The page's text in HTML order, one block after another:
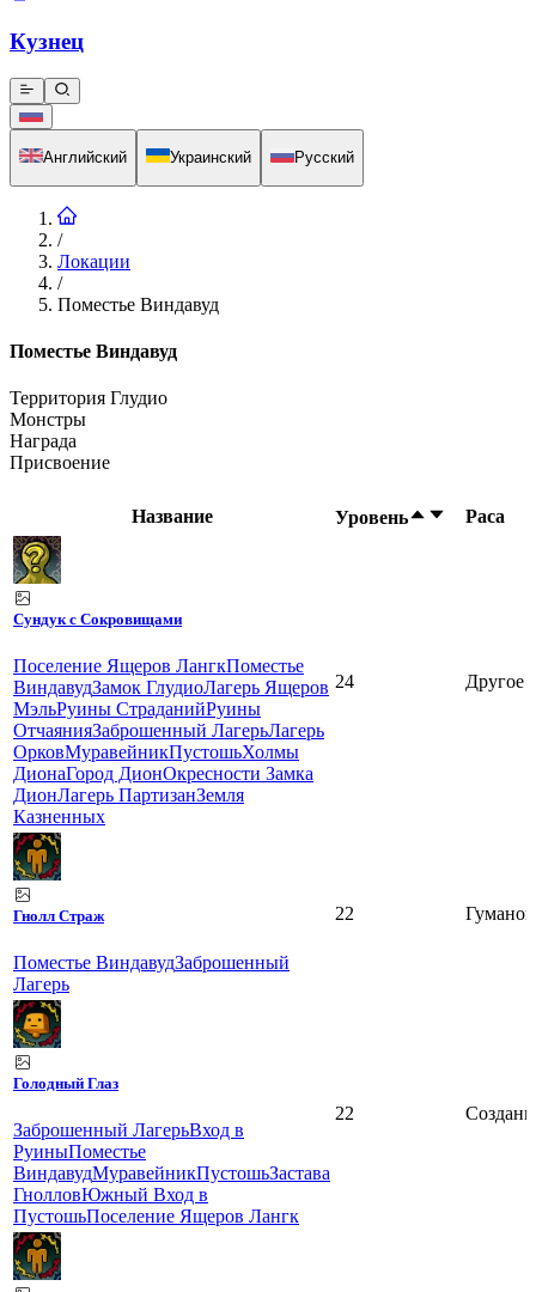
Кузнец
Английский Украинский Русский
/
Локации
/
Поместье Виндавуд
Поместье Виндавуд
Территория Глудио
Монстры
Награда
Присвоение
Название Уровень Раса
Сундук с Сокровищами
Поселение Ящеров ЛангкПоместье
ВиндавудЗамок ГлудиоЛагерь Ящеров
МэльРуины СтраданийРуины
ОтчаянияЗаброшенный ЛагерьЛагерь
ОрковМуравейникПустошьХолмы
ДионаГород ДионОкресности Замка
ДионЛагерь ПартизанЗемля
Казненных
24 Другое
Гнолл Страж
Поместье ВиндавудЗаброшенный
Лагерь
22
Голодный Глаз
Заброшенный ЛагерьВход в
РуиныПоместье
ВиндавудМуравейникПустошьЗастава
ГнолловЮжный Вход в
ПустошьПоселение Ящеров Лангк
22